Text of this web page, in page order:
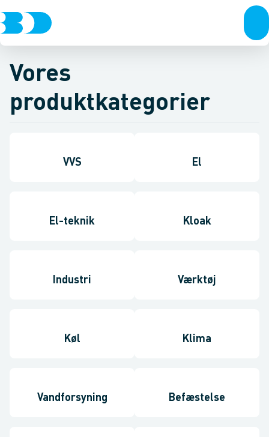
Vores
produktkategorier
VVS El
El-teknik Kloak
Industri Værktøj
Køl Klima
Vandforsyning Befæstelse